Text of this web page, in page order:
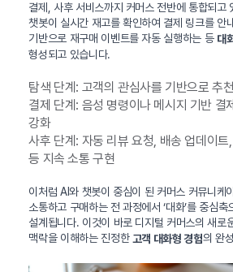
결제, 사후 서비스까지 커머스 전반에 통합되고
챗봇이 실시간 재고를 확인하여 결제 링크를 안
기반으로 재구매 이벤트를 자동 실행하는 등 대
형성되고 있습니다.
탐색 단계: 고객의 관심사를 기반으로 추
결제 단계: 음성 명령이나 메시지 기반 결
강화
사후 단계: 자동 리뷰 요청, 배송 업데이트
등 지속 소통 구현
이처럼 AI와 챗봇이 중심이 된 커머스 커뮤니케
소통하고 구매하는 전 과정에서 ‘대화’를 중심축
설계됩니다. 이것이 바로 디지털 커머스의 새로
맥락을 이해하는 진정한고객 대화형 경험의 완